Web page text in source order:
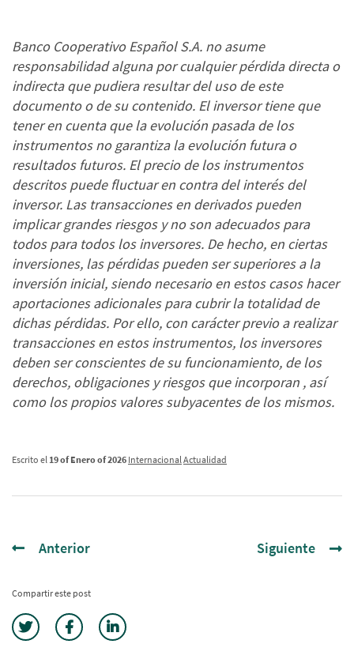
Banco Cooperativo Español S.A. no asume
responsabilidad alguna por cualquier pérdida directa o
indirecta que pudiera resultar del uso de este
documento o de su contenido. El inversor tiene que
tener en cuenta que la evolución pasada de los
instrumentos no garantiza la evolución futura o
resultados futuros. El precio de los instrumentos
descritos puede fluctuar en contra del interés del
inversor. Las transacciones en derivados pueden
implicar grandes riesgos y no son adecuados para
todos para todos los inversores. De hecho, en ciertas
inversiones, las pérdidas pueden ser superiores a la
inversión inicial, siendo necesario en estos casos hacer
aportaciones adicionales para cubrir la totalidad de
dichas pérdidas. Por ello, con carácter previo a realizar
transacciones en estos instrumentos, los inversores
deben ser conscientes de su funcionamiento, de los
derechos, obligaciones y riesgos que incorporan , así
como los propios valores subyacentes de los mismos.
Escrito el 19 of Enero of 2026 Internacional Actualidad
Anterior Siguiente
Compartir este post